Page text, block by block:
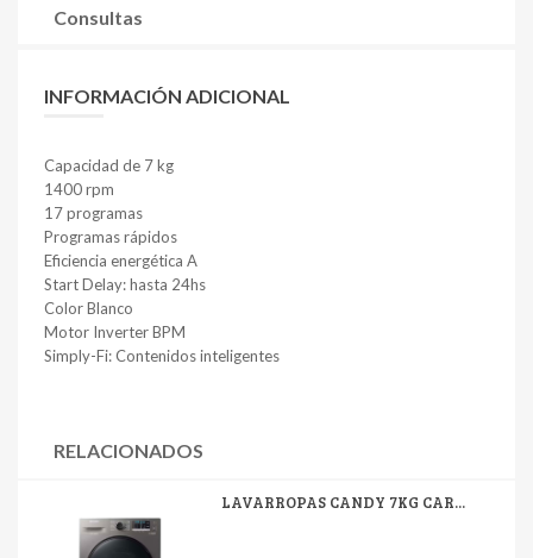
Consultas
INFORMACIÓN ADICIONAL
Capacidad de 7 kg
1400 rpm
17 programas
Programas rápidos
Eficiencia energética A
Start Delay: hasta 24hs
Color Blanco
Motor Inverter BPM
Simply-Fi: Contenidos inteligentes
RELACIONADOS
LAVARROPAS CANDY 7KG CAR...